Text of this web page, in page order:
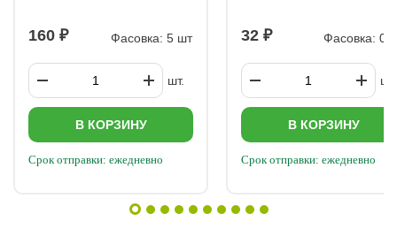
160 Фасовка: 5 шт
шт.
В КОРЗИНУ
Срок отправки: ежедневно
32 Фасовка: 0,3
шт.
В КОРЗИНУ
Срок отправки: ежедневно